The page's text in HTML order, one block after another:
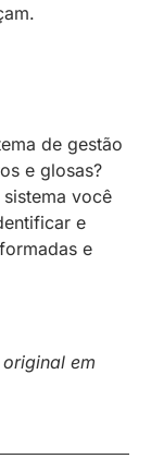
de gestão
e glosas?
você
e
e
em